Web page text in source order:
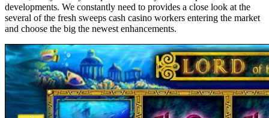
developments. We constantly need to provides a close look at the
several of the fresh sweeps cash casino workers entering the market
and choose the big the newest enhancements.